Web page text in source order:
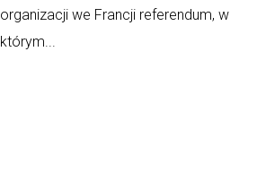
organizacji we Francji referendum, w
którym...